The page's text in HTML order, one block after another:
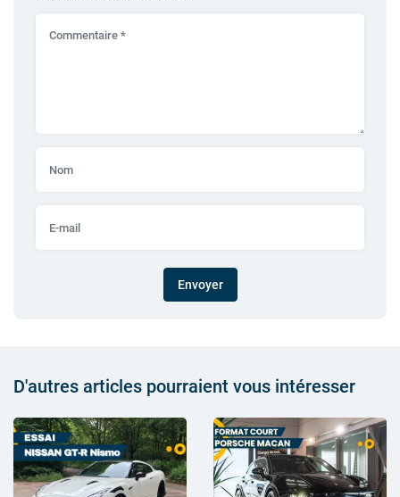
Envoyer
D'autres articles pourraient vous intéresser